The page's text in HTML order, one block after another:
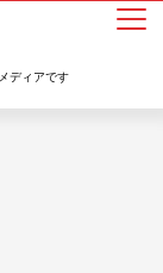
ディアです